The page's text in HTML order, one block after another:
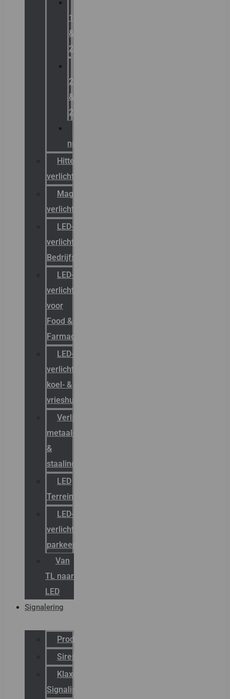
1
&
2
21
&
22
noodverlichting
Hittebestendige
verlichting
Magazijn
verlichting
LED-
verlichting
Bedrijfshal
LED-
verlichting
voor
Food &
Farmacie
LED-
verlichting
koel- &
vrieshuizen
Verlichting
metaal-
&
staalindustrie
LED
Terreinverlichting
LED-
verlichting
parkeergarage
Van
TL naar
LED
Signalering
Productcatalogus
Sirena
Klaxon
Signaling